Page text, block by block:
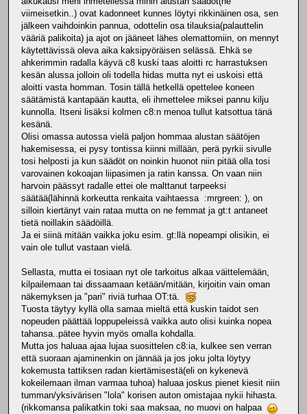
viimeisetkin..) ovat kadonneet kunnes löytyi rikkinäinen osa, sen
jälkeen vaihdoinkin pannua, odottelin osa tilauksia(palauttelin
vääriä palikoita) ja ajot on jääneet lähes olemattomiin, on mennyt
käytettävissä oleva aika kaksipyöräisen selässä. Ehkä se
ahkerimmin radalla käyvä c8 kuski taas aloitti rc harrastuksen
kesän alussa jolloin oli todella hidas mutta nyt ei uskoisi että
aloitti vasta homman. Tosin tällä hetkellä opettelee koneen
säätämistä kantapään kautta, eli ihmettelee miksei pannu kilju
kunnolla. Itseni lisäksi kolmen c8:n menoa tullut katsottua tänä
kesänä.
Olisi omassa autossa vielä paljon hommaa alustan säätöjen
hakemisessa, ei pysy tontissa kiinni millään, perä pyrkii sivulle
tosi helposti ja kun säädöt on noinkin huonot niin pitää olla tosi
varovainen kokoajan liipasimen ja ratin kanssa. On vaan niin
harvoin päässyt radalle ettei ole malttanut tarpeeksi
säätää(lähinnä korkeutta renkaita vaihtaessa :mrgreen: ), on
silloin kiertänyt vain rataa mutta on ne femmat ja gt:t antaneet
tietä noillakin säädöillä.
Ja ei siinä mitään vaikka joku esim. gt:llä nopeampi olisikin, ei
vain ole tullut vastaan vielä.
Sellasta, mutta ei tosiaan nyt ole tarkoitus alkaa väittelemään,
kilpailemaan tai dissaamaan ketään/mitään, kirjoitin vain oman
näkemyksen ja "pari" riviä turhaa OT:tä.
Tuosta täytyy kyllä olla samaa mieltä että kuskin taidot sen
nopeuden päättää loppupeleissä vaikka auto olisi kuinka nopea
tahansa..pätee hyvin myös omalla kohdalla.
Mutta jos haluaa ajaa lujaa suosittelen c8:ia, kulkee sen verran
että suoraan ajaminenkin on jännää ja jos joku jolta löytyy
kokemusta tattiksen radan kiertämisestä(eli on kykenevä
kokeilemaan ilman varmaa tuhoa) haluaa joskus pienet kiesit niin
tumman/yksivärisen "lola" korisen auton omistajaa nykii hihasta.
(rikkomansa palikatkin toki saa maksaa, no muovi on halpaa